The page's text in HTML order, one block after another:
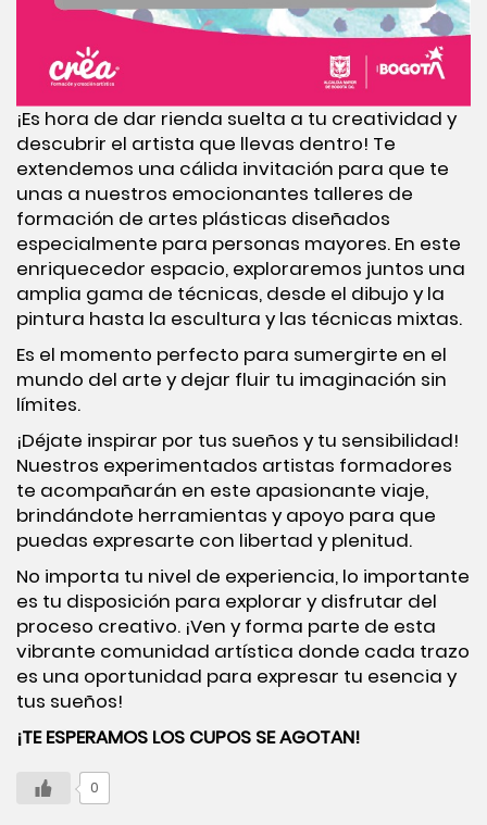
¡Es hora de dar rienda suelta a tu creatividad y
descubrir el artista que llevas dentro! Te
extendemos una cálida invitación para que te
unas a nuestros emocionantes talleres de
formación de artes plásticas diseñados
especialmente para personas mayores. En este
enriquecedor espacio, exploraremos juntos una
amplia gama de técnicas, desde el dibujo y la
pintura hasta la escultura y las técnicas mixtas.
Es el momento perfecto para sumergirte en el
mundo del arte y dejar fluir tu imaginación sin
límites.
¡Déjate inspirar por tus sueños y tu sensibilidad!
Nuestros experimentados artistas formadores
te acompañarán en este apasionante viaje,
brindándote herramientas y apoyo para que
puedas expresarte con libertad y plenitud.
No importa tu nivel de experiencia, lo importante
es tu disposición para explorar y disfrutar del
proceso creativo. ¡Ven y forma parte de esta
vibrante comunidad artística donde cada trazo
es una oportunidad para expresar tu esencia y
tus sueños!
¡TE ESPERAMOS LOS CUPOS SE AGOTAN!
0